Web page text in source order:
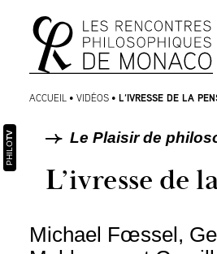
Aller
au
menu
Aller au
contenu
ACCUEIL • VIDÉOS • L’IVRESSE DE LA
Le Plaisir de
L’ivresse de
Michael Fœssel,
PHILO
TV